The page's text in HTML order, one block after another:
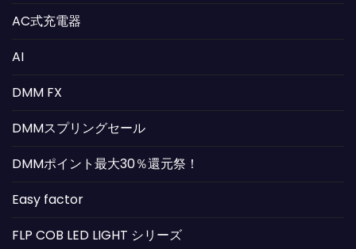
AC式充電器
AI
DMM FX
DMMスプリングセール
DMMポイント最大30％還元祭！
Easy factor
FLP COB LED LIGHT シリーズ